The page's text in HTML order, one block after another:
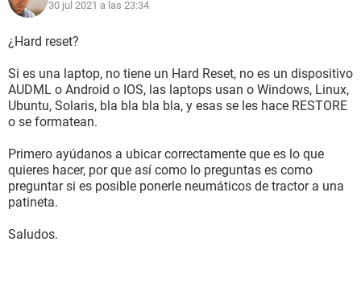
30 jul 2021 a las 23:34
¿Hard reset?
Si es una laptop, no tiene un Hard Reset, no es un dispositivo
AUDML o Android o IOS, las laptops usan o Windows, Linux,
Ubuntu, Solaris, bla bla bla bla, y esas se les hace RESTORE
o se formatean.
Primero ayúdanos a ubicar correctamente que es lo que
quieres hacer, por que así como lo preguntas es como
preguntar si es posible ponerle neumáticos de tractor a una
patineta.
Saludos.